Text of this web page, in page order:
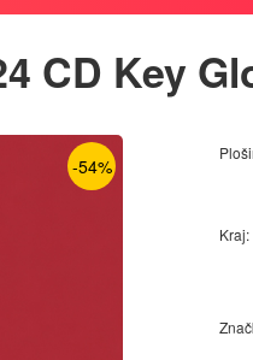
CD Key
-54%
Kraj: